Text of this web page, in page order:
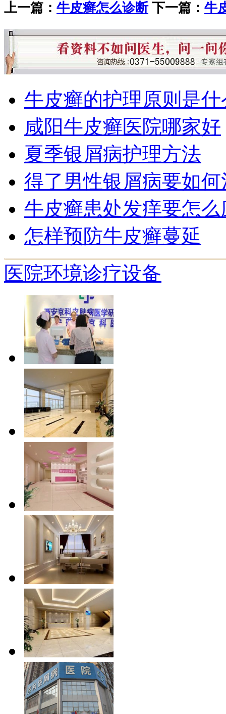
上一篇： 牛皮癣怎么诊断下一篇： 牛
牛皮癣的护理原则是什
咸阳牛皮癣医院哪家好
夏季银屑病护理方法
得了男性银屑病要如何
牛皮癣患处发痒要怎么
怎样预防牛皮癣蔓延
医院环境诊疗设备